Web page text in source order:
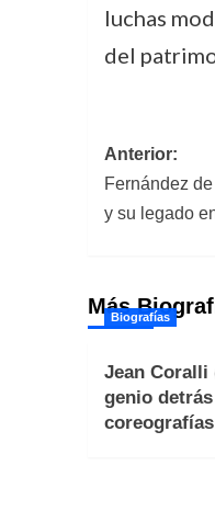
luchas
del
de
Anterior:
Fernández
y su legado
MásBiografías
Jean Coralli
genio